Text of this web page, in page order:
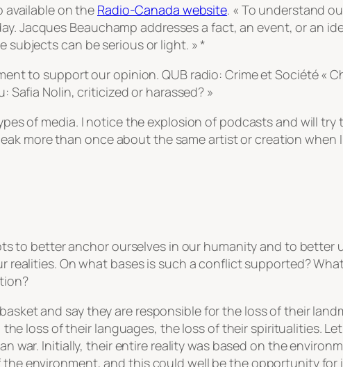
available on the Radio-Canada website. « To understand
Jacques Beauchamp addresses a fact, an event, or an
subjects can be serious or light. » *
to support our opinion. QUB radio: Crime et Société«
Safia Nolin, criticized or harassed? »
of media. I notice the explosion of podcasts and will
more than once about the same artist or creation when
to better anchor ourselves in our humanity and to better
On what bases is such a conflict supported?
and say they are responsible for the loss of their
loss of their languages, the loss of their spiritualities.
war. Initially, their entire reality was based on the
environment, and this could well be the opportunity for